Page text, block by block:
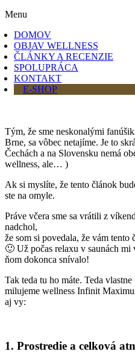
Menu
DOMOV
OBJAV WELLNESS
ČLÁNKY A RECENZIE
SPOLUPRÁCA
KONTAKT
E-SHOP
Tým, že sme neskonalými
Brne, sa vôbec netajíme. Je to
Čechách a na Slovensku nemá
wellness, ale… )
Ak si myslíte, že tento článok
ste na omyle.
Práve včera sme sa vrátili z
nadchol,
že som si povedala, že vám
🙂 Už počas relaxu v saunách
ňom dokonca snívalo!
Tak teda tu ho máte. Teda
milujeme wellness Infinit
aj vy:
1. Prostredie a celková